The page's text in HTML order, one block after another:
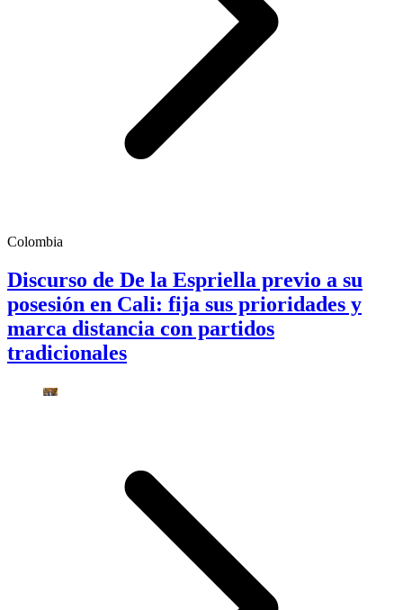
Colombia
Discurso de De la Espriella previo a su
posesión en Cali: fija sus prioridades y
marca distancia con partidos
tradicionales